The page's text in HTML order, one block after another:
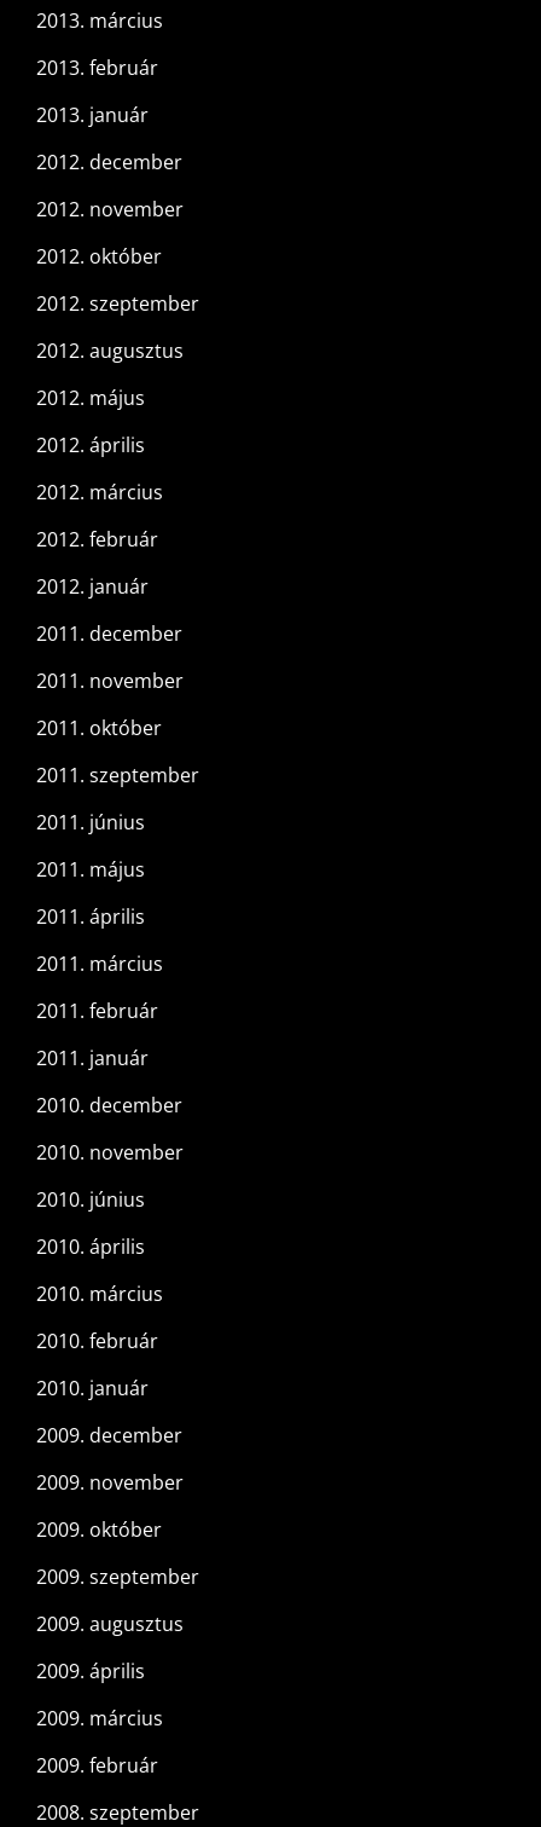
2013. március
2013. február
2013. január
2012. december
2012. november
2012. október
2012. szeptember
2012. augusztus
2012. május
2012. április
2012. március
2012. február
2012. január
2011. december
2011. november
2011. október
2011. szeptember
2011. június
2011. május
2011. április
2011. március
2011. február
2011. január
2010. december
2010. november
2010. június
2010. április
2010. március
2010. február
2010. január
2009. december
2009. november
2009. október
2009. szeptember
2009. augusztus
2009. április
2009. március
2009. február
2008. szeptember